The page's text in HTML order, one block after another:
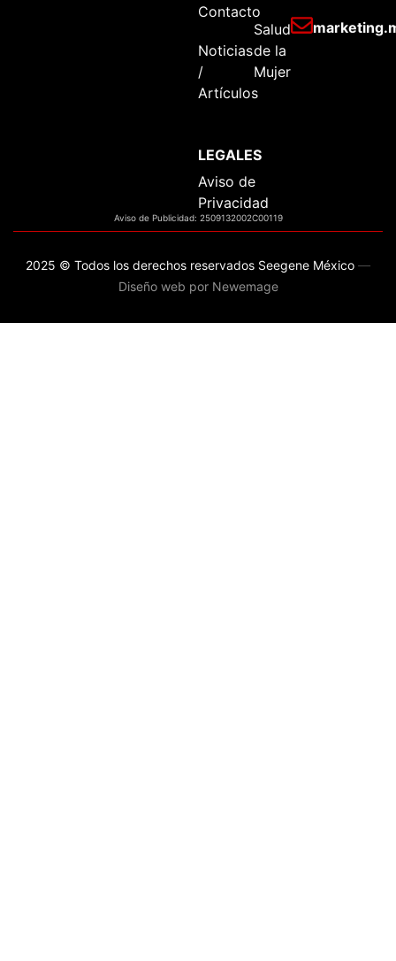
Contacto
Noticias
/
Artículos
LEGALES
Aviso de
Privacidad
Salud
de la
Mujer
Aviso de Publicidad: 2509132002C00119
2025 © Todos los derechos reservados Seegene México —
Diseño web por Newemage